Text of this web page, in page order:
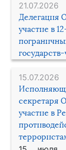
21.07.2026
Делегация
участие в
15.07.2026
секретаря
участие в